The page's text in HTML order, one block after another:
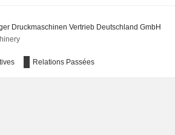
Druckmaschinen Vertrieb Deutschland GmbH
Relations Passées